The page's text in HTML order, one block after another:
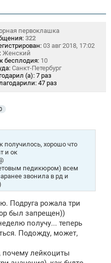
первоклашка
322
03 авг 2018, 17:02
Женский
бесплодия: 10
Санкт-Петербург
(а): 7 раз
47 раз
получилось, хорошо что
и ок
педикюром) всем
звонила в рд и
Подруга рожала три
был запрещен))
получу... теперь
Подожду, может,
лейкоциты